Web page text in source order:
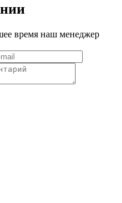
время наш менеджер